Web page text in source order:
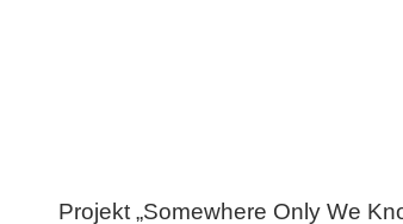
Projekt „Somewhere Only We